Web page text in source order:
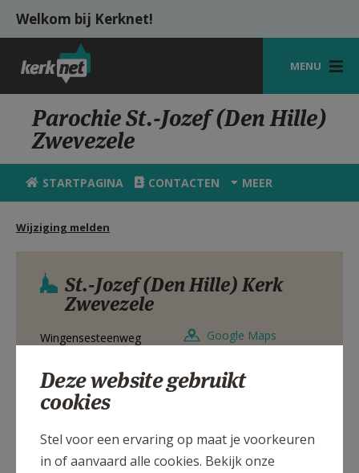
Overslaan en naar de inhoud gaan
Welkom bij Kerknet!
MENU
STARTPAGINA
KERK
VIERINGEN
HULP
MIJN PAROCHIE
AANMELDEN OF REGISTREREN
Parochie St.-Jozef (Den Hille)
Zwevezele
STARTPAGINA CONTACTEN MEER
Wijziging melden
St.-Jozef (Den Hille) Kerk
Zwevezele
Wingensesteenweg
Google Maps
Wingensesteenweg, 8750 ZWEVEZELE
Deze website gebruikt
cookies
Stel voor een ervaring op maat je voorkeuren
in of aanvaard alle cookies. Bekijk onze